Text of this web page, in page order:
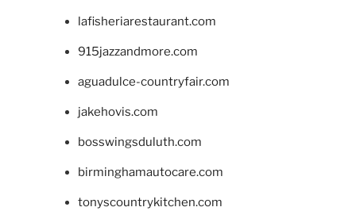
lafisheriarestaurant.com
915jazzandmore.com
aguadulce-countryfair.com
jakehovis.com
bosswingsduluth.com
birminghamautocare.com
tonyscountrykitchen.com